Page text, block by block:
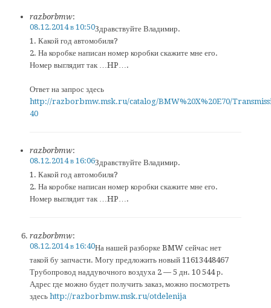
razborbmw:
08.12.2014 в 10:50Здравствуйте Владимир.
1. Какой год автомобиля?
2. На коробке написан номер коробки скажите мне его.
Номер выглядит так …HP….
Ответ на запрос здесь
http://razborbmw.msk.ru/catalog/BMW%20X%20E70/
40
razborbmw:
08.12.2014 в 16:06Здравствуйте Владимир.
1. Какой год автомобиля?
2. На коробке написан номер коробки скажите мне его.
Номер выглядит так …HP….
razborbmw:
08.12.2014 в 16:40На нашей разборке BMW сейчас нет
такой бу запчасти. Могу предложить новый 11613448467
Трубопровод наддувочного воздуха 2 — 5 дн. 10 544 р.
Адрес где можно будет получить заказ, можно посмотреть
здесь http://razborbmw.msk.ru/otdelenija